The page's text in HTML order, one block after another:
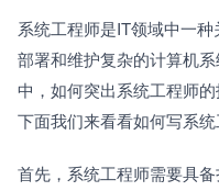
系统工程师是IT领域中一种
部署和维护复杂的计算机
中，如何突出系统工程师的
下面我们来看看如何写系统
首先，系统工程师需要具